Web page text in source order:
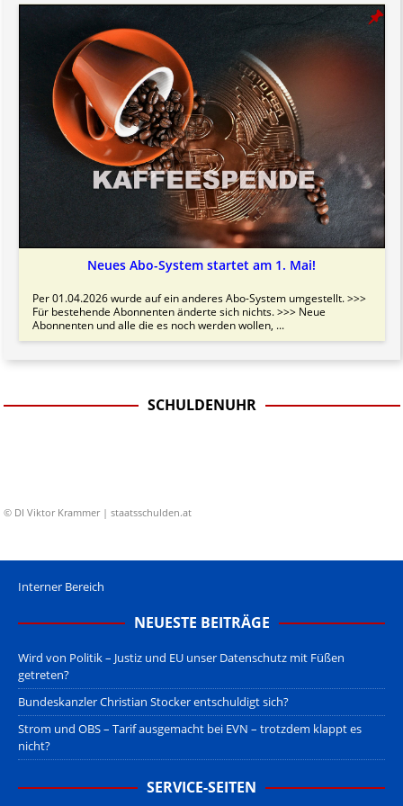
Neues Abo-System startet am 1. Mai!
Per 01.04.2026 wurde auf ein anderes Abo-System umgestellt. >>>
Für bestehende Abonnenten änderte sich nichts. >>> Neue
Abonnenten und alle die es noch werden wollen, ...
SCHULDENUHR
© DI Viktor Krammer | staatsschulden.at
Interner Bereich
NEUESTE BEITRÄGE
Wird von Politik – Justiz und EU unser Datenschutz mit Füßen
getreten?
Bundeskanzler Christian Stocker entschuldigt sich?
Strom und OBS – Tarif ausgemacht bei EVN – trotzdem klappt es
nicht?
SERVICE-SEITEN